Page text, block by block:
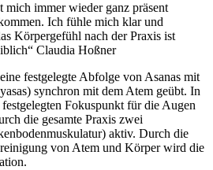
mich immer wieder ganz präsent
Ich fühle mich klar und
Körpergefühl nach der Praxis ist
Claudia Hoßner
festgelegte Abfolge von Asanas mit
synchron mit dem Atem geübt. In
Fokuspunkt für die Augen
die gesamte Praxis zwei
aktiv. Durch die
von Atem und Körper wird die